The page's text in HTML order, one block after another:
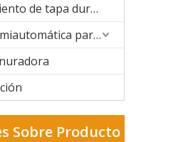
Posicionamiento de tapa dura y caja rígida
Máquina semiautomática para fabricar cajas rígidas
Sobre Producto